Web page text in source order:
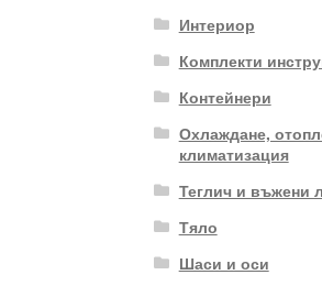
Интериор
Комплекти
Контейнери
Охлаждане,
климатизация
Теглич и въжени
Тяло
Шаси и оси